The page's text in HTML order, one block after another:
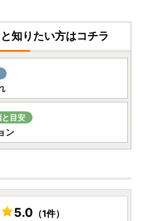
知りたい方はコチラ
目安
ン
5.0 （1件）